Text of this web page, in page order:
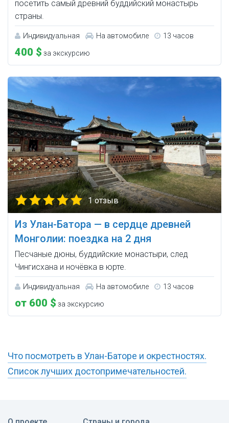
посетить самый древний буддийский монастырь
страны.
Индивидуальная На автомобиле 13 часов
400 $ за экскурсию
1 отзыв
Из Улан-Батора — в сердце древней
Монголии: поездка на 2 дня
Песчаные дюны, буддийские монастыри, след
Чингисхана и ночёвка в юрте.
Индивидуальная На автомобиле 13 часов
от 600 $ за экскурсию
Что посмотреть в Улан-Баторе и окрестностях.
Список лучших достопримечательностей.